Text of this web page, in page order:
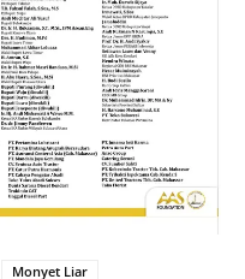
Monyet Liar